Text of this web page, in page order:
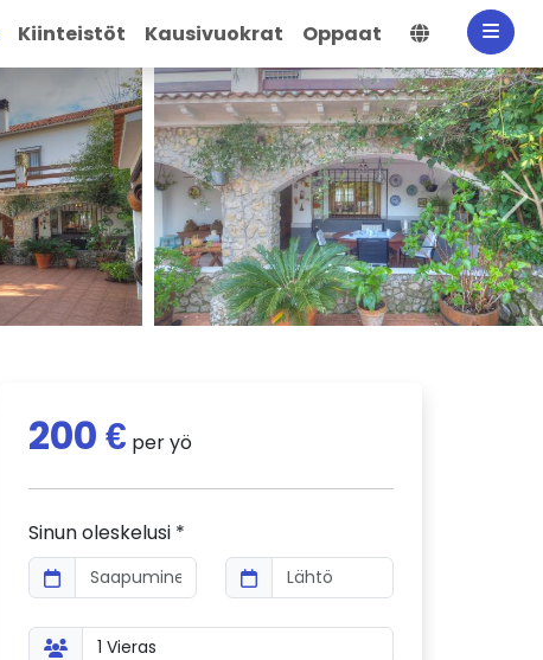
Kiinteistöt Kausivuokrat Oppaat Valitse
200 € per yö
Sinun oleskelusi *